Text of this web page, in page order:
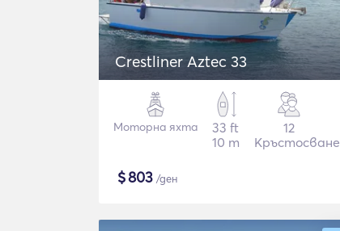
Crestliner Aztec 33
Моторна яхта
33 ft
10 m
12
Кръстосване
$803 /ден